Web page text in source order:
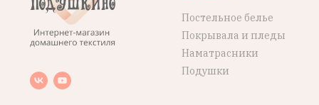
Постельное белье
Покрывала и пледы
Наматрасники
Подушки